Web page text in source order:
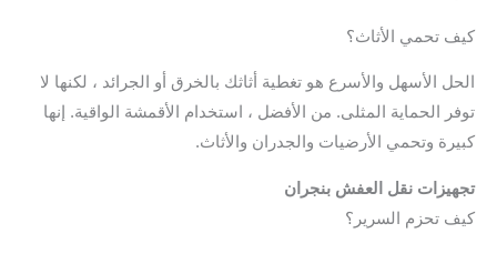
كيف تحمي الأثاث؟
الحل الأسهل والأسرع هو تغطية أثاثك بالخرق أو الجرائد ، لكنها لا
توفر الحماية المثلى. من الأفضل ، استخدام الأقمشة الواقية. إنها
كبيرة وتحمي الأرضيات والجدران والأثاث.
تجهيزات نقل العفش بنجران
كيف تحزم السرير؟